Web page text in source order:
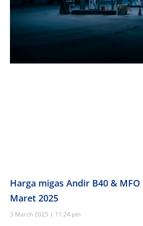
Harga migas Andir B40 & MFO
Maret 2025
3 March 2025
11:24 pm